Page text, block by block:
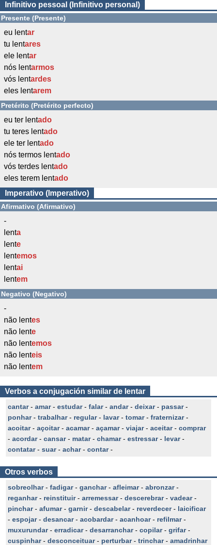
Infinitivo pessoal (Infinitivo personal)
Presente (Presente)
eu lentar
tu lentares
ele lentar
nós lentarmos
vós lentardes
eles lentarem
Pretérito (Pretérito perfecto)
eu ter lentado
tu teres lentado
ele ter lentado
nós termos lentado
vós terdes lentado
eles terem lentado
Imperativo (Imperativo)
Afirmativo (Afirmativo)
-
lenta
lente
lentemos
lentai
lentem
Negativo (Negativo)
-
não lentes
não lente
não lentemos
não lenteis
não lentem
Verbos a conjugación similar de lentar
cantar- amar- estudar- falar- andar- deixar- passar-
ponhar- trabalhar- regular- lavar- tomar- fraternizar-
acoitar- açoitar- acamar- açamar- viajar- aceitar- comprar
- acordar- cansar- matar- chamar- estressar- levar-
contatar- suar- achar- contar-
Otros verbos
sobreolhar- fadigar- ganchar- afleimar- abronzar-
reganhar- reinstituir- arremessar- descerebrar- vadear-
pinchar- afumar- garnir- descabelar- reverdecer- laicificar
- espojar- desancar- acobardar- acanhoar- refilmar-
muxurundar- erradicar- desarranchar- copilar- grifar-
cuspinhar- desconceituar- perturbar- trinchar- amadrinhar